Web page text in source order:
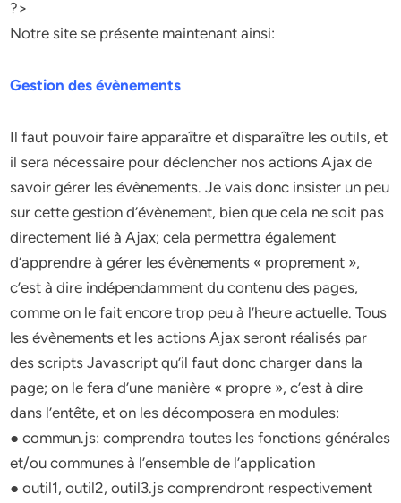
?>
Notre site se présente maintenant ainsi:
Gestion des évènements
Il faut pouvoir faire apparaître et disparaître les outils, et
il sera nécessaire pour déclencher nos actions Ajax de
savoir gérer les évènements. Je vais donc insister un peu
sur cette gestion d’évènement, bien que cela ne soit pas
directement lié à Ajax; cela permettra également
d’apprendre à gérer les évènements « proprement »,
c’est à dire indépendamment du contenu des pages,
comme on le fait encore trop peu à l’heure actuelle. Tous
les évènements et les actions Ajax seront réalisés par
des scripts Javascript qu’il faut donc charger dans la
page; on le fera d’une manière « propre », c’est à dire
dans l’entête, et on les décomposera en modules:
● commun.js: comprendra toutes les fonctions générales
et/ou communes à l’ensemble de l’application
● outil1, outil2, outil3.js comprendront respectivement